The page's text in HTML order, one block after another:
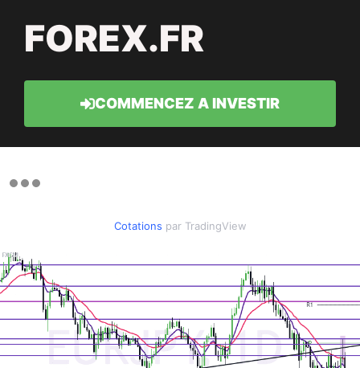
FOREX.FR
COMMENCEZ A INVESTIR
Cotations par TradingView